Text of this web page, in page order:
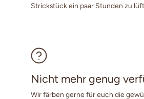
Strickstück ein paar Stunden zu
Nicht mehr genug
Wir färben gerne für euch die